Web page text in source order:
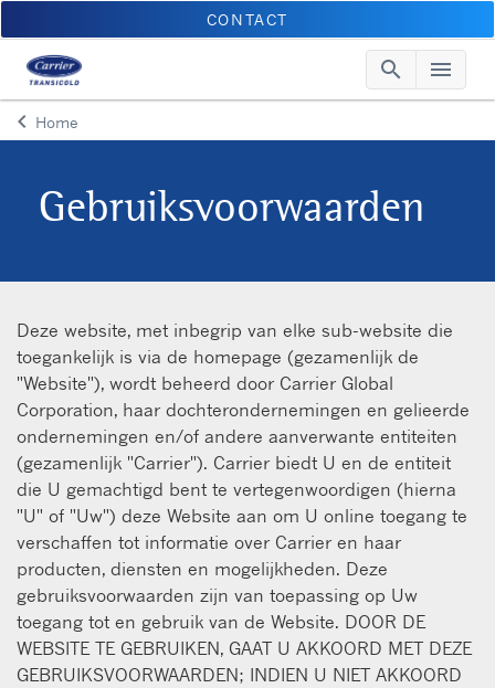
CONTACT
search menu
keyboard_arrow_leftArrow back
Home
Gebruiksvoorwaarden
Deze website, met inbegrip van elke sub-website die
toegankelijk is via de homepage (gezamenlijk de
"Website"), wordt beheerd door Carrier Global
Corporation, haar dochterondernemingen en gelieerde
ondernemingen en/of andere aanverwante entiteiten
(gezamenlijk "Carrier"). Carrier biedt U en de entiteit
die U gemachtigd bent te vertegenwoordigen (hierna
"U" of "Uw") deze Website aan om U online toegang te
verschaffen tot informatie over Carrier en haar
producten, diensten en mogelijkheden. Deze
gebruiksvoorwaarden zijn van toepassing op Uw
toegang tot en gebruik van de Website. DOOR DE
WEBSITE TE GEBRUIKEN, GAAT U AKKOORD MET DEZE
GEBRUIKSVOORWAARDEN; INDIEN U NIET AKKOORD